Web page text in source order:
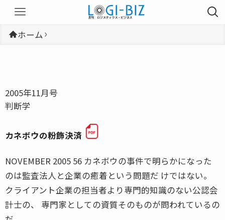
ホーム
2005年11月号
判断学
カネボウの粉飾決済
NOVEMBER 2005 56 カネボウの事件で明らかになった
のは監査法人と企業の癒着という問題だ けではない。
クライアント企業の担当者より専門的知識のない公認会
計士の、 専門家としての資質そのものが問われているの